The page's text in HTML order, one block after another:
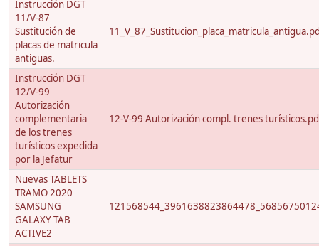
Instrucción DGT
11/V-87
Sustitución de
placas de matricula
antiguas.
Instrucción DGT
12/V-99
Autorización
complementaria
de los trenes
turísticos expedida
por la Jefatur
12-V-99 Autorización compl. trenes
Nuevas TABLETS
TRAMO 2020
SAMSUNG
GALAXY TAB
ACTIVE2